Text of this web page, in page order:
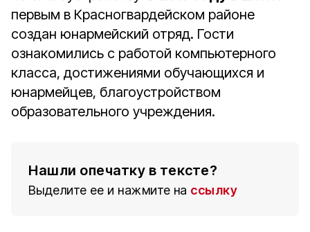
первым в Красногвардейском районе
создан юнармейский отряд. Гости
ознакомились с работой компьютерного
класса, достижениями обучающихся и
юнармейцев, благоустройством
образовательного учреждения.
Нашли опечатку в тексте?
Выделите ее и нажмите на ссылку